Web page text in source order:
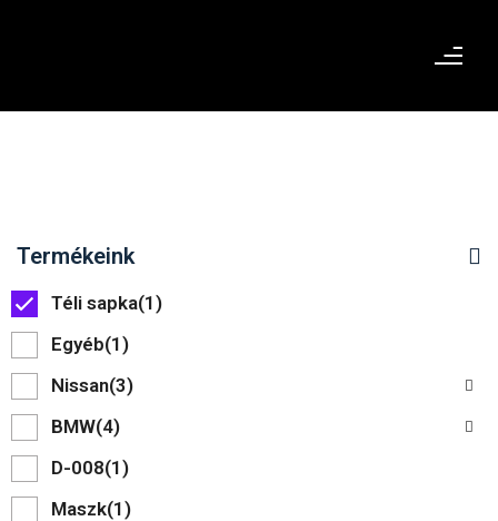
Termékeink
Téli sapka(1)
Egyéb(1)
Nissan(3)
BMW(4)
D-008(1)
Maszk(1)